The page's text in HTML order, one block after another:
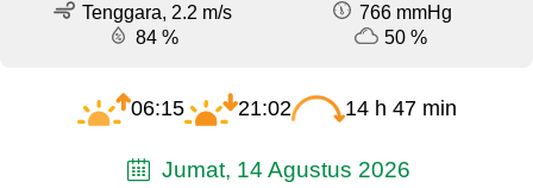
Tenggara, 2.2 m/s
766 mmHg
84 %
50 %
06:15 21:02 14 h 47 min
Jumat, 14 Agustus 2026